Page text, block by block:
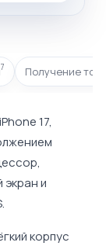
7 Получение
17,
и
корпус